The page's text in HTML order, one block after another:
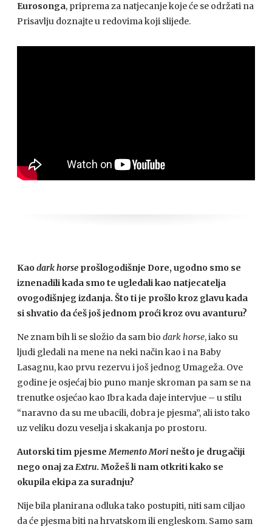
Eurosonga, priprema za natjecanje koje će se održati na
Prisavlju doznajte u redovima koji slijede.
Kaodark horse prošlogodišnje Dore, ugodno smo se
iznenadili kada smo te ugledali kao natjecatelja
ovogodišnjeg izdanja. Što ti je prošlo kroz glavu kada
si shvatio da ćeš još jednom proći kroz ovu avanturu?
Ne znam bih li se složio da sam bio dark horse, iako su
ljudi gledali na mene na neki način kao i na Baby
Lasagnu, kao prvu rezervu i još jednog Umageža. Ove
godine je osjećaj bio puno manje skroman pa sam se na
trenutke osjećao kao Ibra kada daje intervjue – u stilu
“naravno da su me ubacili, dobra je pjesma”, ali isto tako
uz veliku dozu veselja i skakanja po prostoru.
Autorski tim pjesmeMementoMori nešto je drugačiji
nego onaj zaExtru. Možeš li nam otkriti kako se
okupila ekipa za suradnju?
Nije bila planirana odluka tako postupiti, niti sam ciljao
da će pjesma biti na hrvatskom ili engleskom. Samo sam